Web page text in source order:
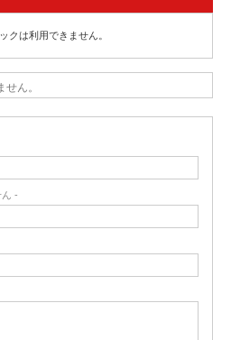
クは利用できません。
ん。
-